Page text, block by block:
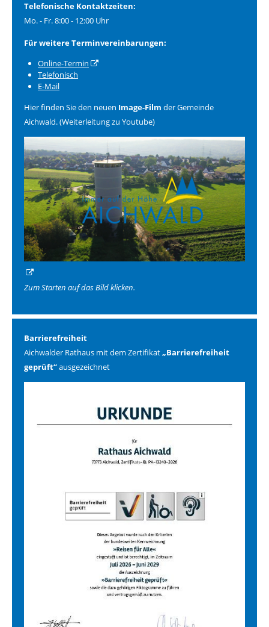
Telefonische Kontaktzeiten:
Mo. - Fr. 8:00 - 12:00 Uhr
Für weitere Terminvereinbarungen:
Online-Termin
Telefonisch
E-Mail
Hier finden Sie den neuen Image-Film der Gemeinde
Aichwald. (Weiterleitung zu Youtube)
Zum Starten auf das Bild klicken.
Barrierefreiheit
Aichwalder Rathaus mit dem Zertifikat„Barrierefreiheit
geprüft“ausgezeichnet